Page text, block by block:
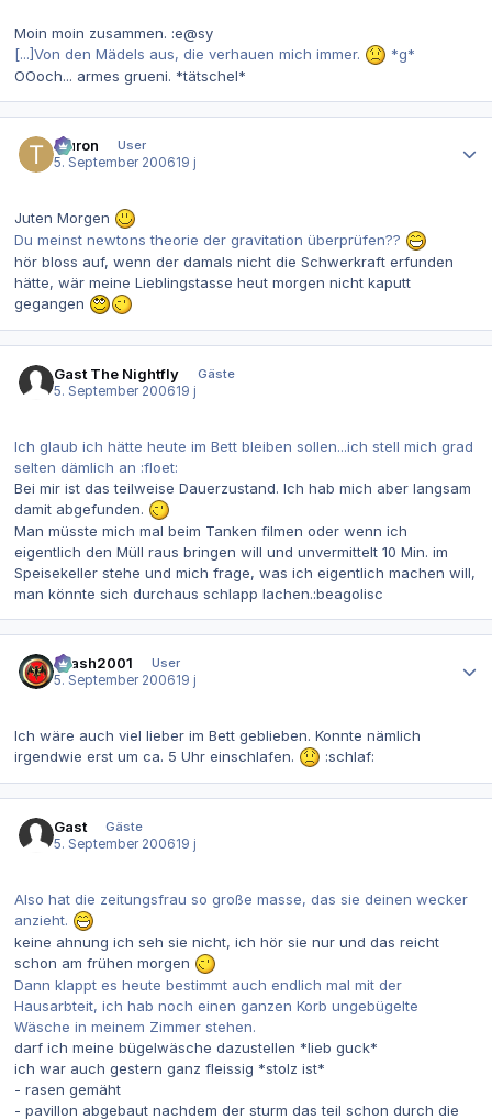
Moin moin zusammen. :e@sy
[...]Von den Mädels aus, die verhauen mich immer.
*g*
OOoch... armes grueni. *tätschel*
tauron
User
5. September 200619 j
Juten Morgen
Du meinst newtons theorie der gravitation überprüfen??
hör bloss auf, wenn der damals nicht die Schwerkraft erfunden
hätte, wär meine Lieblingstasse heut morgen nicht kaputt
gegangen
Gast The Nightfly
Gäste
5. September 200619 j
Ich glaub ich hätte heute im Bett bleiben sollen...ich stell mich grad
selten dämlich an :floet:
Bei mir ist das teilweise Dauerzustand. Ich hab mich aber langsam
damit abgefunden.
Man müsste mich mal beim Tanken filmen oder wenn ich
eigentlich den Müll raus bringen will und unvermittelt 10 Min. im
Speisekeller stehe und mich frage, was ich eigentlich machen will,
man könnte sich durchaus schlapp lachen.:beagolisc
Crash2001
User
5. September 200619 j
Ich wäre auch viel lieber im Bett geblieben. Konnte nämlich
irgendwie erst um ca. 5 Uhr einschlafen.
:schlaf:
Gast
Gäste
5. September 200619 j
Also hat die zeitungsfrau so große masse, das sie deinen wecker
anzieht.
keine ahnung ich seh sie nicht, ich hör sie nur und das reicht
schon am frühen morgen
Dann klappt es heute bestimmt auch endlich mal mit der
Hausarbteit, ich hab noch einen ganzen Korb ungebügelte
Wäsche in meinem Zimmer stehen.
darf ich meine bügelwäsche dazustellen *lieb guck*
ich war auch gestern ganz fleissig *stolz ist*
- rasen gemäht
- pavillon abgebaut nachdem der sturm das teil schon durch die